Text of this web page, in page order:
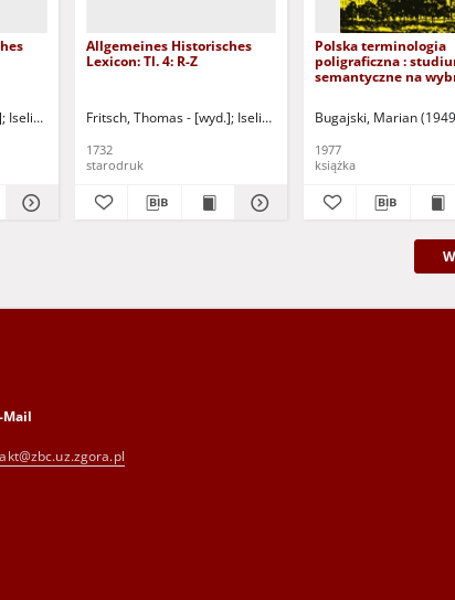
Franz
Iselin, Jakob Christoph Buddeus, Johann Franz
Allgemeines Historisches
Lexicon: Tl. 4: R-Z
Fritsch, Thomas - [wyd.] Iselin, Jakob Christoph Buddeus,
1732
starodruk
Polska terminologia
poligraficzna :
semantyczne na
Bugajski, Marian
1977
książka
Mail